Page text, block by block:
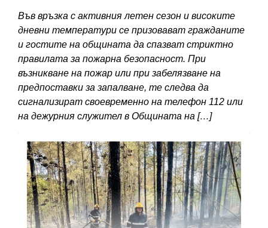
Във връзка с активния летен сезон и високите
дневни температури се призовават гражданите
и гостите на общината да спазват стриктно
правилата за пожарна безопасност. При
възникване на пожар или при забелязване на
предпоставки за запалване, те следва да
сигнализират своевременно на телефон 112 или
на дежурния служител в Общината на […]